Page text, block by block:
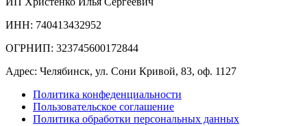
ИНН: 740413432952
ОГРНИП: 323745600172844
Адрес: Челябинск, ул. Сони Кривой, 83, оф. 1127
Политика конфеденциальности
Пользовательское соглашение
Политика обработки персональных данных